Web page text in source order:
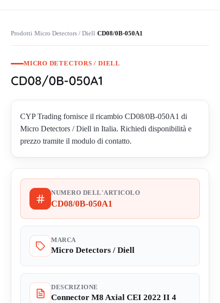
Prodotti›Micro Detectors / Diell›CD08/0B-050A1
MICRO DETECTORS / DIELL
CD08/0B-050A1
CYP Trading fornisce il ricambio CD08/0B-050A1 di
Micro Detectors / Diell in Italia. Richiedi disponibilità e
prezzo tramite il modulo di contatto.
NUMERO DELL'ARTICOLO
CD08/0B-050A1
MARCA
Micro Detectors / Diell
DESCRIZIONE
Connector M8 Axial CEI 2022 II 4